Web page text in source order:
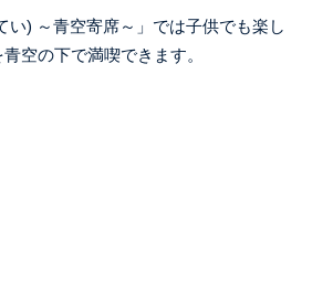
い) ～青空寄席～」では子供でも楽し
空の下で満喫できます。